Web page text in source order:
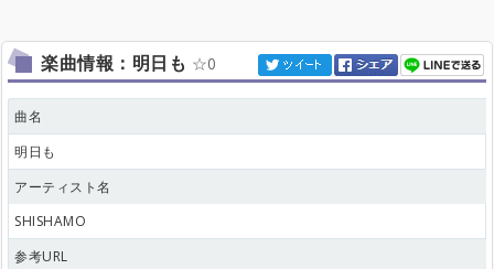
楽曲情報：明日も 0
曲名
明日も
アーティスト名
SHISHAMO
参考URL